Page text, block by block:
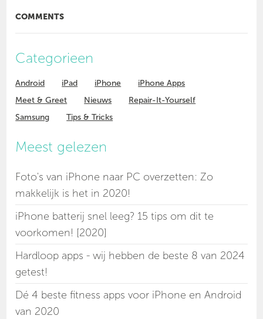
COMMENTS
Categorieen
Android iPad iPhone
iPhone Apps
Meet & Greet
Nieuws
Repair-It-Yourself
Samsung
Tips & Tricks
Meest gelezen
Foto's van iPhone naar PC overzetten: Zo
makkelijk is het in 2020!
iPhone batterij snel leeg? 15 tips om dit te
voorkomen! [2020]
Hardloop apps - wij hebben de beste 8 van 2024
getest!
Dé 4 beste fitness apps voor iPhone en Android
van 2020